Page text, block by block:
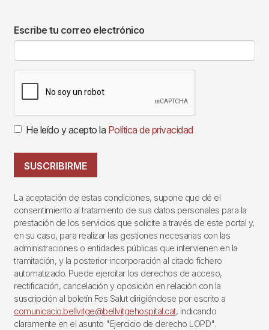
Escribe tu correo electrónico
He leído y acepto la Política de privacidad
SUSCRIBIRME
La aceptación de estas condiciones, supone que dé el
consentimiento al tratamiento de sus datos personales para la
prestación de los servicios que solicite a través de este portal y,
en su caso, para realizar las gestiones necesarias con las
administraciones o entidades públicas que intervienen en la
tramitación, y la posterior incorporación al citado fichero
automatizado. Puede ejercitar los derechos de acceso,
rectificación, cancelación y oposición en relación con la
suscripción al boletín Fes Salut dirigiéndose por escrito a
comunicacio.bellvitge@bellvitgehospital.cat, indicando
claramente en el asunto "Ejercicio de derecho LOPD".